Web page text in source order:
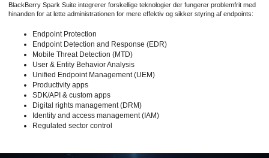
BlackBerry Spark Suite integrerer forskellige teknologier der fungerer problemfrit med
hinanden for at lette administrationen for mere effektiv og sikker styring af endpoints:
Endpoint Protection
Endpoint Detection and Response (EDR)
Mobile Threat Detection (MTD)
User & Entity Behavior Analysis
Unified Endpoint Management (UEM)
Productivity apps
SDK/API & custom apps
Digital rights management (DRM)
Identity and access management (IAM)
Regulated sector control